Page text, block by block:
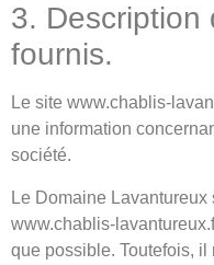
3. Description
fournis.
Le site www.chablis-
une information
société.
Le Domaine Lavantureux
www.chablis-
que possible. Toutefois,